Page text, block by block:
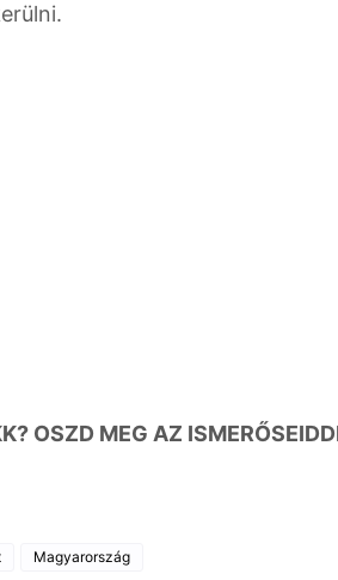
OSZD MEG AZ
Magyarország